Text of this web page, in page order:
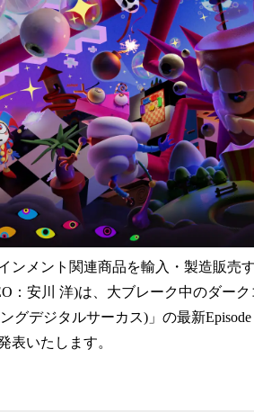
ンメント関連商品を輸入・製造販売
：安川 洋)は、大ブレーク中のダー
グデジタルサーカス)」の最新
表いたします。